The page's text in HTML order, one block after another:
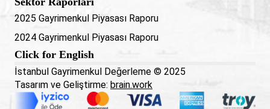
2025 Gayrimenkul Piyasası Raporu
2024 Gayrimenkul Piyasası Raporu
Click for English
İstanbul Gayrimenkul Değerleme © 2025
Tasarım ve Geliştirme: brain.work